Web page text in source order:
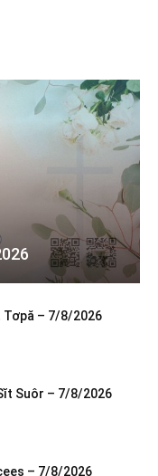
Tơpă – 7/8/2026
Suôr – 7/8/2026
– 7/8/2026